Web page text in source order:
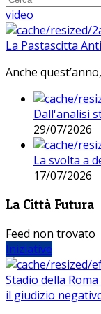
video
La Pastascitta
Anche
Dall'analisi
29/07/2026
La svolta a
17/07/2026
La Città Futura
Feed non trovato
Iniziative
Stadio della
il giudizio